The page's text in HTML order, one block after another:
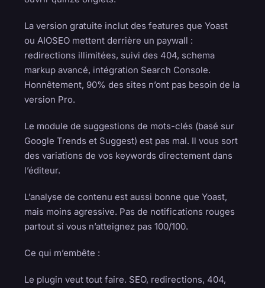
La version gratuite inclut des features que Yoast
ou AIOSEO mettent derrière un paywall :
redirections illimitées, suivi des 404, schema
markup avancé, intégration Search Console.
Honnêtement, 90% des sites n’ont pas besoin de la
version Pro.
Le module de suggestions de mots-clés (basé sur
Google Trends et Suggest) est pas mal. Il vous sort
des variations de vos keywords directement dans
l’éditeur.
L’analyse de contenu est aussi bonne que Yoast,
mais moins agressive. Pas de notifications rouges
partout si vous n’atteignez pas 100/100.
Ce qui m’embête :
Le plugin veut tout faire. SEO, redirections, 404,